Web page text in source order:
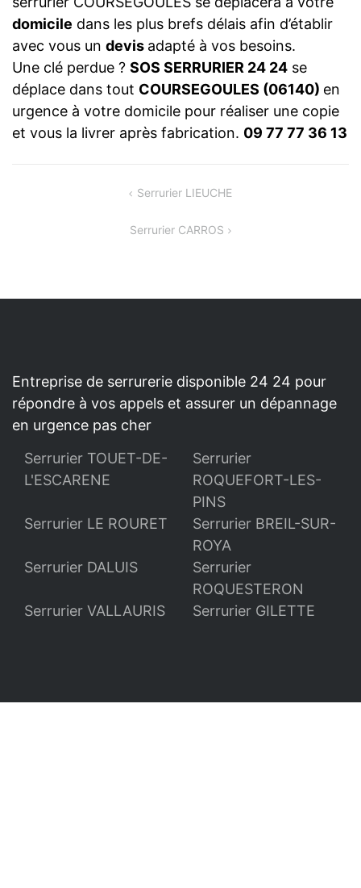
domicile dans les plus brefs délais afin d’établir
avec vous un devis adapté à vos besoins.
Une clé perdue ? SOS SERRURIER 24 24 se
déplace dans tout COURSEGOULES (06140) en
urgence à votre domicile pour réaliser une copie
et vous la livrer après fabrication. 09 77 77 36 13
Serrurier LIEUCHE
Serrurier CARROS
Entreprise de serrurerie disponible 24 24 pour
répondre à vos appels et assurer un dépannage
en urgence pas cher
Serrurier TOUET-DE-
L'ESCARENE
Serrurier
ROQUEFORT-LES-
PINS
Serrurier LE ROURET
Serrurier BREIL-SUR-
ROYA
Serrurier DALUIS
Serrurier
ROQUESTERON
Serrurier VALLAURIS
Serrurier GILETTE